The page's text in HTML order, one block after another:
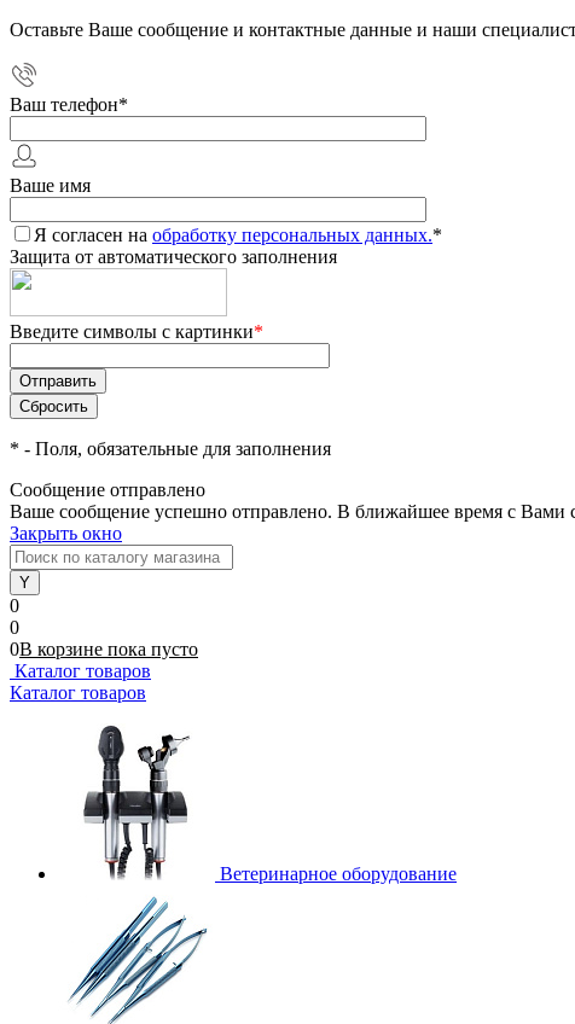
Оставьте Ваше сообщение и контактные данные и наши
Ваш телефон*
Ваше имя
Я согласен на обработку персональных данных.*
Защита от автоматического заполнения
Введите символы с картинки*
* - Поля, обязательные для заполнения
Сообщение отправлено
Ваше сообщение успешно отправлено. В ближайшее время с Вами
Закрыть окно
0
0
0В корзине пока пусто
Каталог товаров
Каталог товаров
Ветеринарное оборудование